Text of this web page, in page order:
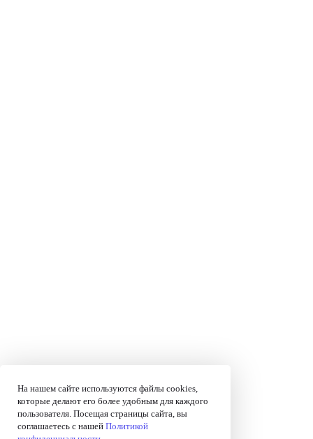
На нашем сайте используются файлы cookies,
которые делают его более удобным для каждого
пользователя. Посещая страницы сайта, вы
соглашаетесь с нашей Политикой